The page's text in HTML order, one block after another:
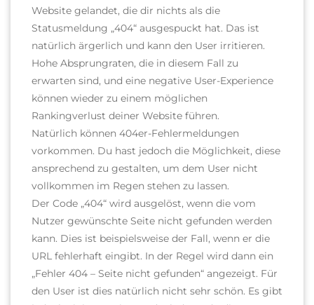
Website gelandet, die dir nichts als die
Statusmeldung „404“ ausgespuckt hat. Das ist
natürlich ärgerlich und kann den User irritieren.
Hohe Absprungraten, die in diesem Fall zu
erwarten sind, und eine negative User-Experience
können wieder zu einem möglichen
Rankingverlust deiner Website führen.
Natürlich können 404er-Fehlermeldungen
vorkommen. Du hast jedoch die Möglichkeit, diese
ansprechend zu gestalten, um dem User nicht
vollkommen im Regen stehen zu lassen.
Der Code „404“ wird ausgelöst, wenn die vom
Nutzer gewünschte Seite nicht gefunden werden
kann. Dies ist beispielsweise der Fall, wenn er die
URL fehlerhaft eingibt. In der Regel wird dann ein
„Fehler 404 – Seite nicht gefunden“ angezeigt. Für
den User ist dies natürlich nicht sehr schön. Es gibt